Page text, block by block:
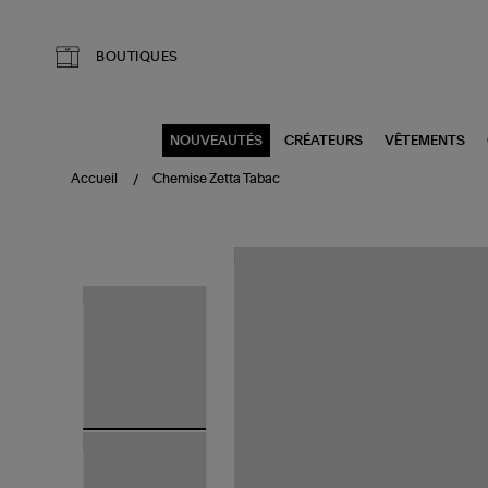
BOUTIQUES
NOUVEAUTÉS CRÉATEURS VÊTEMENTS
Accueil Chemise Zetta Tabac